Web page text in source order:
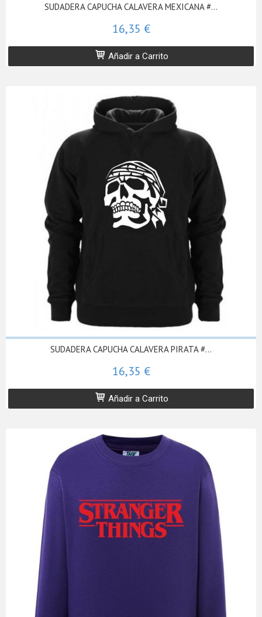
SUDADERA CAPUCHA CALAVERA MEXICANA #...
16,35 €
Añadir a Carrito
SUDADERA CAPUCHA CALAVERA PIRATA #...
16,35 €
Añadir a Carrito